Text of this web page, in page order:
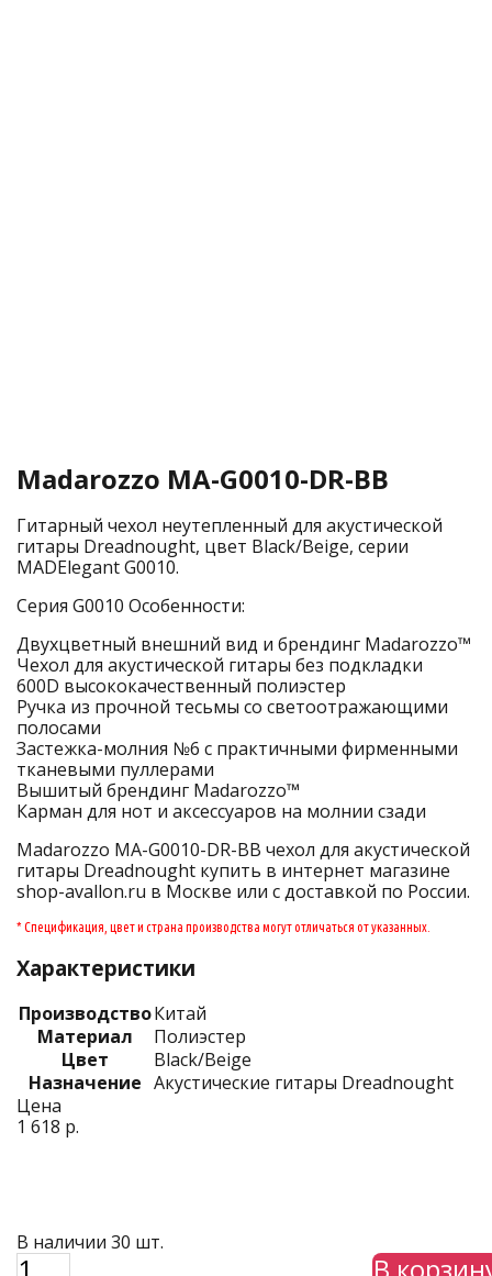
Madarozzo MA-G0010-DR-BB
Гитарный чехол неутепленный для акустической
гитары Dreadnought, цвет Black/Beige, серии
MADElegant G0010.
Серия G0010 Особенности:
Двухцветный внешний вид и брендинг Madarozzo™
Чехол для акустической гитары без подкладки
600D высококачественный полиэстер
Ручка из прочной тесьмы со светоотражающими
полосами
Застежка-молния №6 с практичными фирменными
тканевыми пуллерами
Вышитый брендинг Madarozzo™
Карман для нот и аксессуаров на молнии сзади
Madarozzo MA-G0010-DR-BB чехол для акустической
гитары Dreadnought купить в интернет магазине
shop-avallon.ru в Москве или с доставкой по России.
* Спецификация, цвет и страна производства могут отличаться от указанных.
Характеристики
ПроизводствоКитай
Материал
Полиэстер
Цвет
Black/Beige
Назначение Акустические гитары Dreadnought
Цена
1 618 р.
В наличии 30 шт.
В